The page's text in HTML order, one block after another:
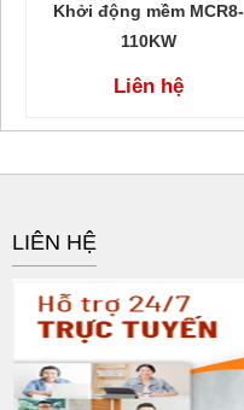
Khởi động mềm MCR8-
110KW
Liên hệ
LIÊN HỆ